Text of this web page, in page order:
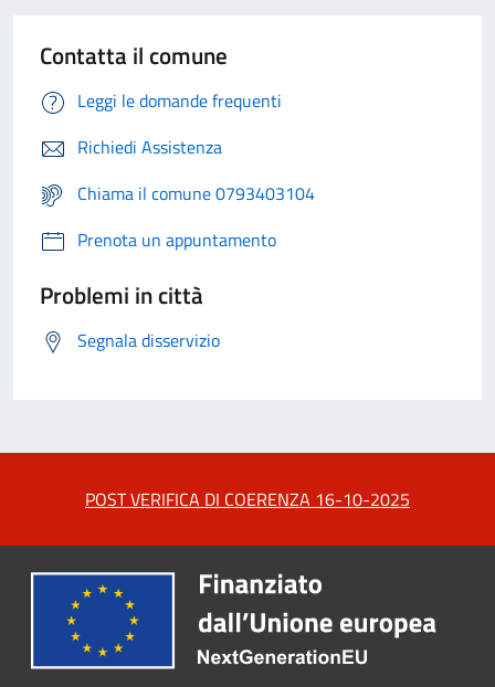
Contatta il comune
Leggi le domande frequenti
Richiedi Assistenza
Chiama il comune 0793403104
Prenota un appuntamento
Problemi in città
Segnala disservizio
POST VERIFICA DI COERENZA 16-10-2025